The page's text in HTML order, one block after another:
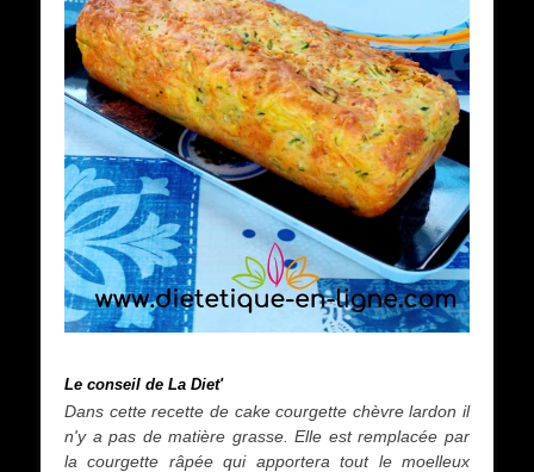
Le conseil de La Diet'
Dans cette recette de cake courgette chèvre lardon il
n'y a pas de matière grasse. Elle est remplacée par
la courgette râpée qui apportera tout le moelleux